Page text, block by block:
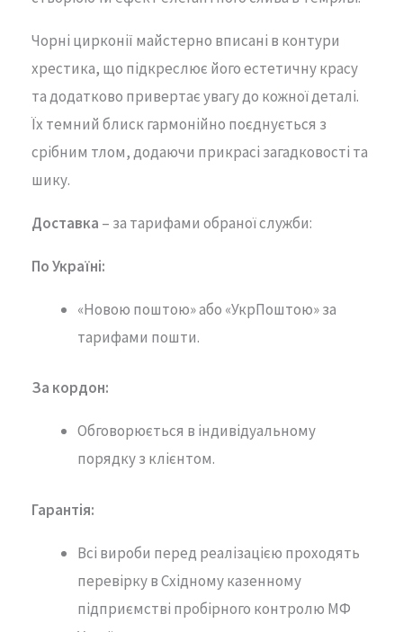
Чорні цирконії майстерно вписані в контури
хрестика, що підкреслює його естетичну красу
та додатково привертає увагу до кожної деталі.
Їх темний блиск гармонійно поєднується з
срібним тлом, додаючи прикрасі загадковості та
шику.
Доставка – за тарифами обраної служби:
По Україні:
«Новою поштою» або «УкрПоштою» за
тарифами пошти.
За кордон:
Обговорюється в індивідуальному
порядку з клієнтом.
Гарантія:
Всі вироби перед реалізацією проходять
перевірку в Східному казенному
підприємстві пробірного контролю МФ